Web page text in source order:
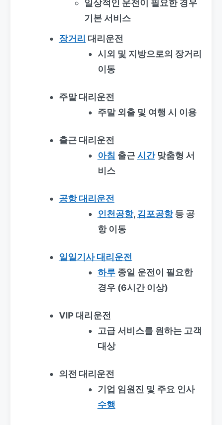
일상적인 운전이 필요한 경우
기본 서비스
장거리 대리운전
시외 및 지방으로의 장거리
이동
주말 대리운전
주말 외출 및 여행 시 이용
출근 대리운전
아침 출근시간맞춤형 서
비스
공항 대리운전
인천공항, 김포공항등 공
항 이동
일일기사 대리운전
하루종일 운전이 필요한
경우 (6시간 이상)
VIP 대리운전
고급 서비스를 원하는 고객
대상
의전 대리운전
기업 임원진 및 주요 인사
수행